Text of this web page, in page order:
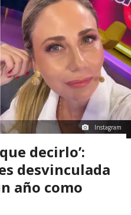
Instagram
decirlo’:
desvinculada
año como